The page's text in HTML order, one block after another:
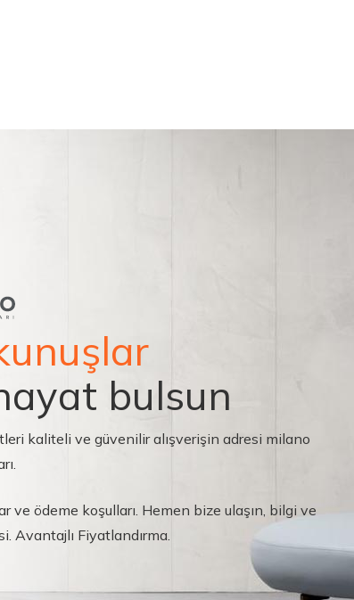
bulsun
kaliteli ve güvenilir alışverişin adresi milano
ve ödeme koşulları. Hemen bize ulaşın, bilgi ve
Avantajlı Fiyatlandırma.